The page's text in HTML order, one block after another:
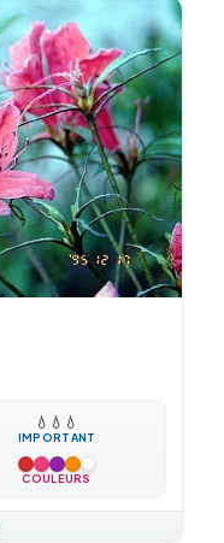
💧 💧 💧
IMPORTANT
COULEURS